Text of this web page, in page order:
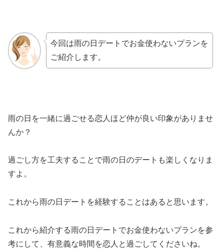
今回は雨の日デートでお金使わないプランを
ご紹介します。
雨の日を一緒に過ごせる恋人ほど仲が良い印象がありませ
んか？
過ごし方を工夫することで雨の日のデートも楽しくなりま
すよ。
これから雨の日デートを経験することはあると思います。
これから紹介する雨の日デートでお金使わないプランを参
考にして、有意義な時間を恋人と過ごしてくださいね。